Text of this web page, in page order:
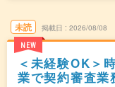
未読
NEW
掲載日 2026/08/08
＜未経験OK＞
業で契約審査業